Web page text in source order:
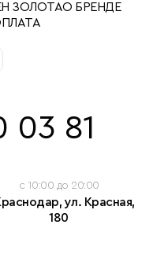
ЗОЛОТАО БРЕНДЕ
03 81
c 10:00 до 20:00
ул. Красная,
180